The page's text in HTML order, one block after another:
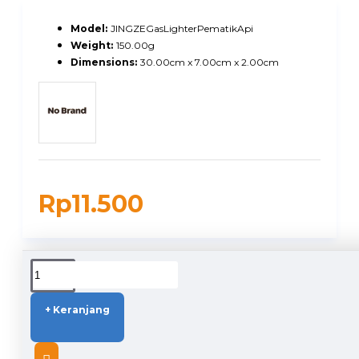
Rp11.500
Model: JINGZEGasLighterPematikApi
Weight: 150.00g
Dimensions: 30.00cm x 7.00cm x 2.00cm
+ Keranjang
DUKUNGAN PENGIRIMAN